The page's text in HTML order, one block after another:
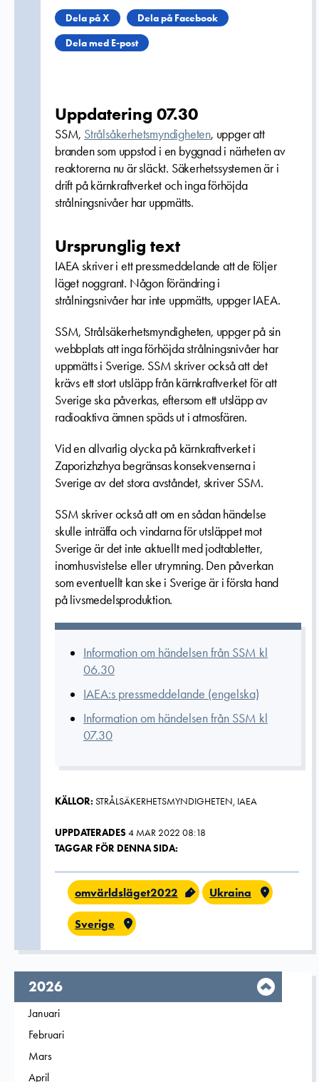
Dela på X
Dela på Facebook
Dela med E-post
Uppdatering 07.30
SSM, Strålsåkerhetsmyndigheten, uppger att
branden som uppstod i en byggnad i närheten av
reaktorerna nu är släckt. Säkerhetssystemen är i
drift på kärnkraftverket och inga förhöjda
strålningsnivåer har uppmätts.
Ursprunglig text
IAEA skriver i ett pressmeddelande att de följer
läget noggrant. Någon förändring i
strålningsnivåer har inte uppmätts, uppger IAEA.
SSM, Strålsäkerhetsmyndigheten, uppger på sin
webbplats att inga förhöjda strålningsnivåer har
uppmätts i Sverige. SSM skriver också att det
krävs ett stort utsläpp från kärnkraftverket för att
Sverige ska påverkas, eftersom ett utsläpp av
radioaktiva ämnen späds ut i atmosfären.
Vid en allvarlig olycka på kärnkraftverket i
Zaporizhzhya begränsas konsekvenserna i
Sverige av det stora avståndet, skriver SSM.
SSM skriver också att om en sådan händelse
skulle inträffa och vindarna för utsläppet mot
Sverige är det inte aktuellt med jodtabletter,
inomhusvistelse eller utrymning. Den påverkan
som eventuellt kan ske i Sverige är i första hand
på livsmedelsproduktion.
Information om händelsen från SSM kl
06.30
IAEA:s pressmeddelande (engelska)
Information om händelsen från SSM kl
07.30
KÄLLOR: STRÅLSÄKERHETSMYNDIGHETEN, IAEA
UPPDATERADES4 MAR 2022 08:18
TAGGAR FÖR DENNA SIDA:
omvärldsläget2022 Ukraina
Sverige
År,
2026
Filtrera på
Januari
Filtrera på
Februari
Filtrera på
Mars
Filtrera på
April